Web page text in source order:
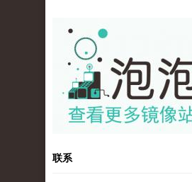
pao-pao-banner-mirror-
联系